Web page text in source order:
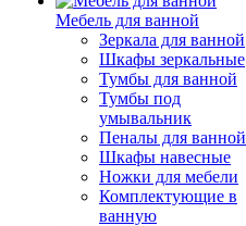
Мебель для ванной
Зеркала для ванной
Шкафы зеркальные
Тумбы для ванной
Тумбы под
умывальник
Пеналы для ванной
Шкафы навесные
Ножки для мебели
Комплектующие в
ванную